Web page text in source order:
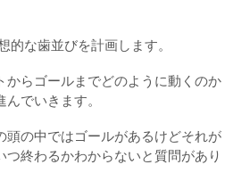
的な歯並びを計画します。
からゴールまでどのように動くのか
でいきます。
頭の中ではゴールがあるけどそれが
終わるかわからないと質問があり